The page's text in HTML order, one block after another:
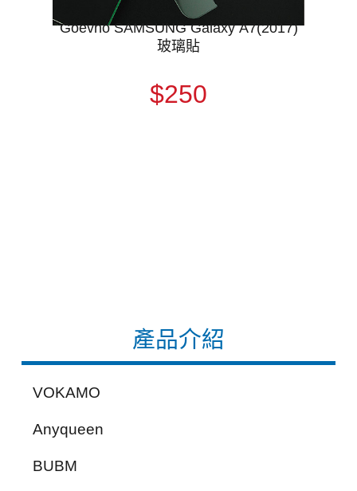
產品介紹
VOKAMO
Anyqueen
BUBM
Goevno SAMSUNG Galaxy A7(2017)
玻璃貼
$250